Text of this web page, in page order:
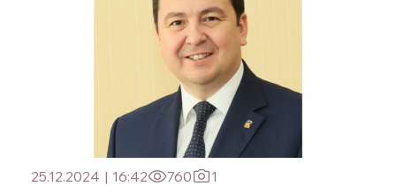
25.12.2024 | 16:42 760
1